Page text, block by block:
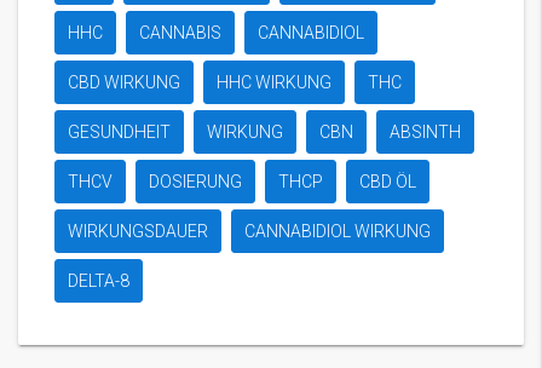
HHC CANNABIS CANNABIDIOL
CBD WIRKUNG HHC WIRKUNG THC
GESUNDHEIT WIRKUNG CBN ABSINTH
THCV DOSIERUNG THCP CBD ÖL
WIRKUNGSDAUER CANNABIDIOL WIRKUNG
DELTA-8